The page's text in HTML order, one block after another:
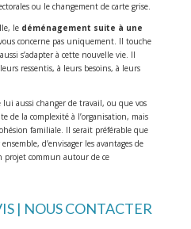
ou le changement de carte grise.
le déménagement suite à une
concerne pas uniquement. Il touche
s’adapter à cette nouvelle vie. Il
ressentis, à leurs besoins, à leurs
aussi changer de travail, ou que vos
de la complexité à l’organisation, mais
familiale. Il serait préférable que
d’envisager les avantages de
commun autour de ce
| NOUS CONTACTER